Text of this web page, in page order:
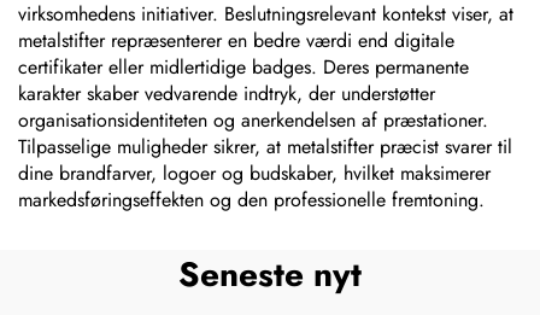
virksomhedens initiativer. Beslutningsrelevant kontekst viser, at
metalstifter repræsenterer en bedre værdi end digitale
certifikater eller midlertidige badges. Deres permanente
karakter skaber vedvarende indtryk, der understøtter
organisationsidentiteten og anerkendelsen af præstationer.
Tilpasselige muligheder sikrer, at metalstifter præcist svarer til
dine brandfarver, logoer og budskaber, hvilket maksimerer
markedsføringseffekten og den professionelle fremtoning.
Seneste nyt